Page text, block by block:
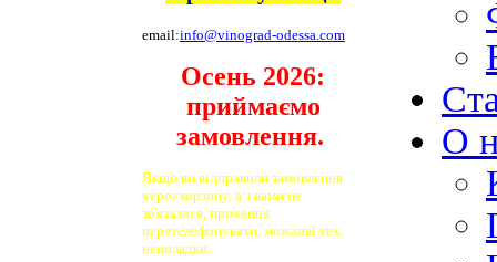
email:info@vinograd-odessa.com
Осень 2026:
приймаємо
замовлення.
Якщо ви відправили замовлення
через корзину, а з вами не
зв'язалися, прохання
перетелефонувати, можливі тех.
неполадки.
О